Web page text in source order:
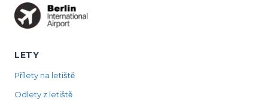
LETY
Přílety na letiště
Odlety z letiště